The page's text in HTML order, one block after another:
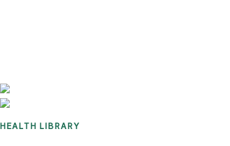
HEALTH LIBRARY